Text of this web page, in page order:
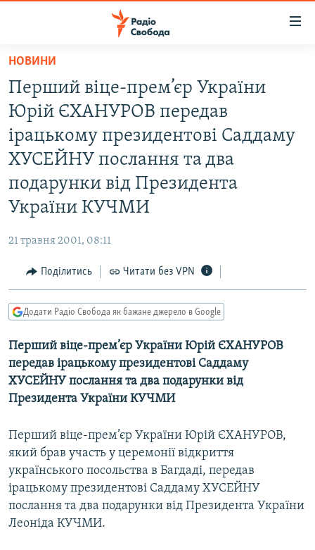
Перейти
основного
матеріалу
Перейти
до
основної
навігації
Перейти
до
ВСЕ ЗА ДОБУ
СТАТТІ
ПОЛІТИКА
СУСПІЛЬСТВО
УКРАЇНА
СВІТ
ВІЙНА
РОСІЙСЬКА «ФІЛЬТРАЦІЯ»
ДОНБАС.РЕАЛІЇ
СХЕМИ
КИТАЙ.ВИКЛИКИ
ФОТО
СПЕЦПРОЄКТИ
ПОДКАСТИ
КРИМ РЕАЛІЇ
РУС
УКР
КТАТ
НОВИНИ
Перший віце-прем’єр України
Юрій ЄХАНУРОВ передав
ірацькому президентові Саддаму
ХУСЕЙНУ послання та два
подарунки від Президента
України КУЧМИ
21 травня 2001, 08:11
Поділитись Читати без VPN
Додати Радіо Свобода як бажане джерело в Google
Перший віце-прем’єр України Юрій ЄХАНУРОВ
передав ірацькому президентові Саддаму
ХУСЕЙНУ послання та два подарунки від
Президента України КУЧМИ
Перший віце-прем’єр України Юрій ЄХАНУРОВ,
який брав участь у церемонії відкриття
українського посольства в Багдаді, передав
ірацькому президентові Саддаму ХУСЕЙНУ
послання та два подарунки від Президента України
Леоніда КУЧМИ.